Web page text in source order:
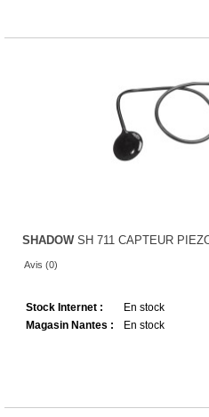
SHADOWSH 711 CAPTEUR
Avis (0)
Stock Internet :
En stock
Magasin Nantes :
En stock